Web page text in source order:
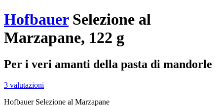
HofbauerSelezione al
Marzapane, 122 g
Per i veri amanti della pasta di mandorle
3 valutazioni
Hofbauer Selezione al Marzapane